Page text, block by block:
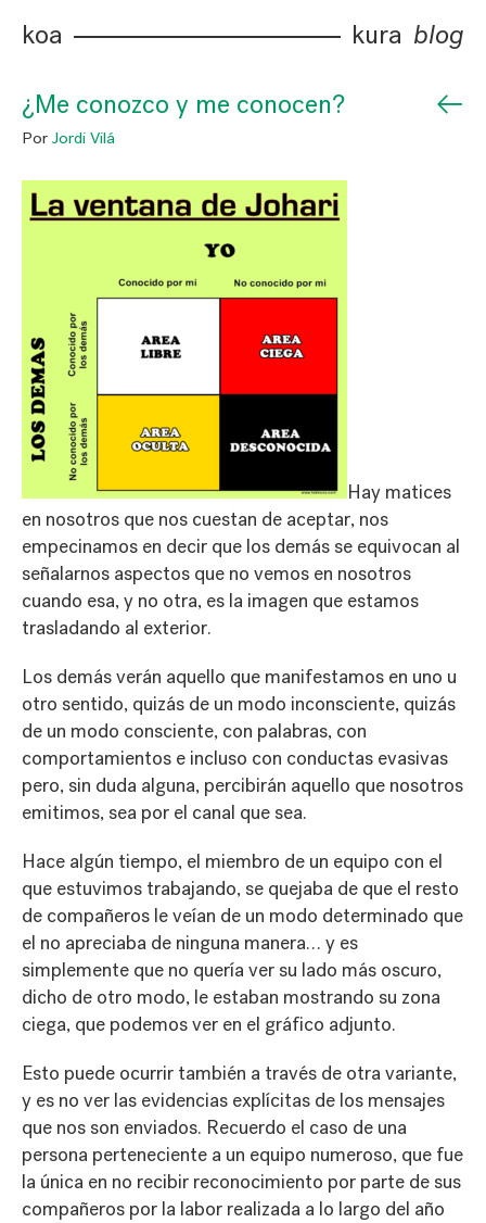
koa kura blog
¿Me conozco y me conocen? ←
Por Jordi Vilá
Hay matices
en nosotros que nos cuestan de aceptar, nos
empecinamos en decir que los demás se equivocan al
señalarnos aspectos que no vemos en nosotros
cuando esa, y no otra, es la imagen que estamos
trasladando al exterior.
Los demás verán aquello que manifestamos en uno u
otro sentido, quizás de un modo inconsciente, quizás
de un modo consciente, con palabras, con
comportamientos e incluso con conductas evasivas
pero, sin duda alguna, percibirán aquello que nosotros
emitimos, sea por el canal que sea.
Hace algún tiempo, el miembro de un equipo con el
que estuvimos trabajando, se quejaba de que el resto
de compañeros le veían de un modo determinado que
el no apreciaba de ninguna manera… y es
simplemente que no quería ver su lado más oscuro,
dicho de otro modo, le estaban mostrando su zona
ciega, que podemos ver en el gráfico adjunto.
Esto puede ocurrir también a través de otra variante,
y es no ver las evidencias explícitas de los mensajes
que nos son enviados. Recuerdo el caso de una
persona perteneciente a un equipo numeroso, que fue
la única en no recibir reconocimiento por parte de sus
compañeros por la labor realizada a lo largo del año